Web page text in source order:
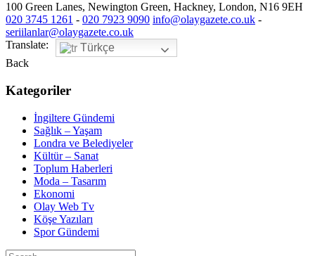
100 Green Lanes, Newington Green, Hackney, London, N16 9EH
020 3745 1261 - 020 7923 9090 info@olaygazete.co.uk -
seriilanlar@olaygazete.co.uk
Translate:
Türkçe
Back
Kategoriler
İngiltere Gündemi
Sağlık – Yaşam
Londra ve Belediyeler
Kültür – Sanat
Toplum Haberleri
Moda – Tasarım
Ekonomi
Olay Web Tv
Köşe Yazıları
Spor Gündemi